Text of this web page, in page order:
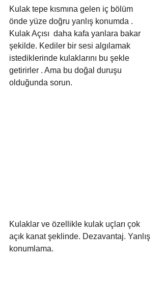
Kulak tepe kısmına gelen iç bölüm
önde yüze doğru yanlış konumda .
Kulak Açısı  daha kafa yanlara bakar
şekilde. Kediler bir sesi algılamak
istediklerinde kulaklarını bu şekle
getirirler . Ama bu doğal duruşu
olduğunda sorun.
Kulaklar ve özellikle kulak uçları çok
açık kanat şeklinde. Dezavantaj. Yanlış
konumlama.